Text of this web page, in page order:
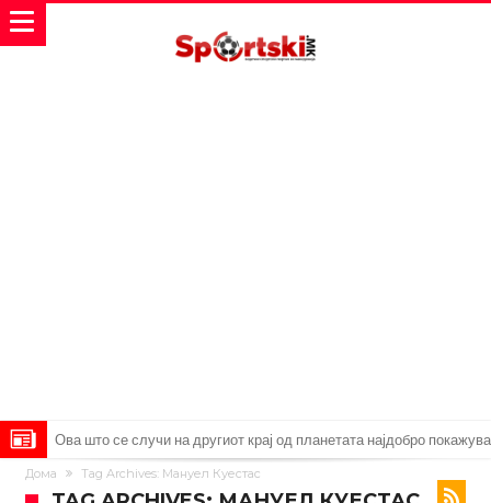
Ова што се случи на другиот крај од планетата најдобро покажува
кој е и што е Лука Модриќ
Феран Торес кажал “да” на Пари Сен Жермен
Дома Tag Archives: Мануел Куестас